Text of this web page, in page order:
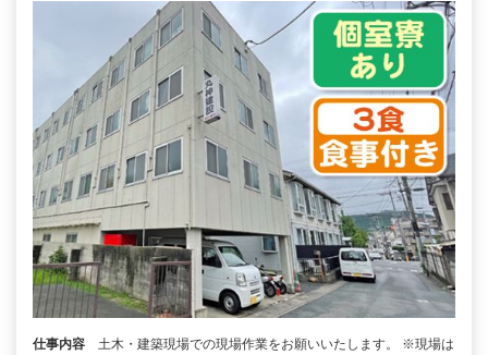
仕事内容
土木・建築現場での現場作業をお願いいたします。 ※現場は